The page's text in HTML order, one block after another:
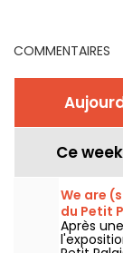
COMMENTAIRES
Ce
We are
du Petit
gratuite
Après